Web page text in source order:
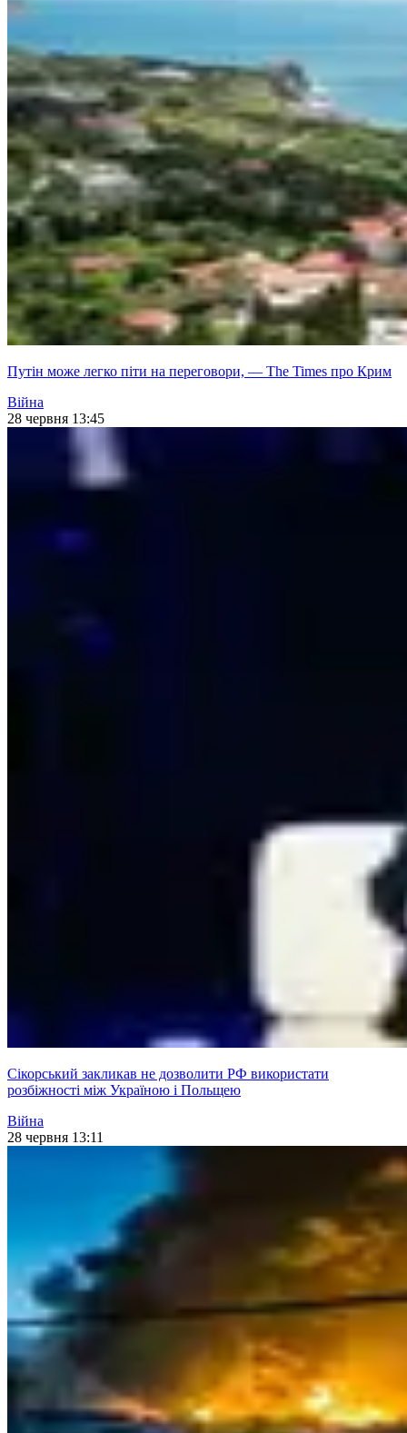
Путін може легко піти на переговори, — The Times про Крим
Війна
28 червня 13:45
Сікорський закликав не дозволити РФ використати
розбіжності між Україною і Польщею
Війна
28 червня 13:11